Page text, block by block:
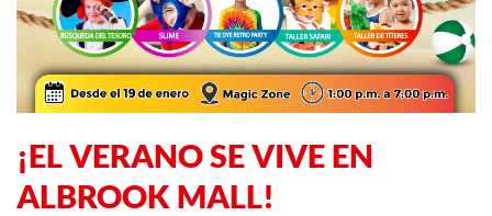
¡EL VERANO SE VIVE EN
ALBROOK MALL!